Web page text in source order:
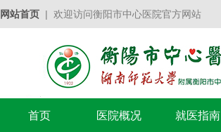
网站首页 | 欢迎访问衡阳市中心医院官方网站
首页 医院概况 就医指南